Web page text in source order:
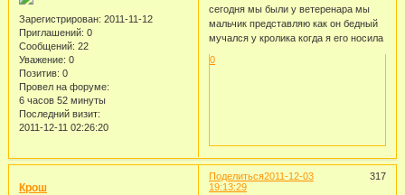
Зарегистрирован: 2011-11-12
Приглашений: 0
Сообщений: 22
Уважение: 0
Позитив: 0
Провел на форуме:
6 часов 52 минуты
Последний визит:
2011-12-11 02:26:20
сегодня мы были у ветеренара мы
мальчик представляю как он бедный
мучался у кролика когда я его носила
0
Поделиться 317
2011-12-03
19:13:29
Крош